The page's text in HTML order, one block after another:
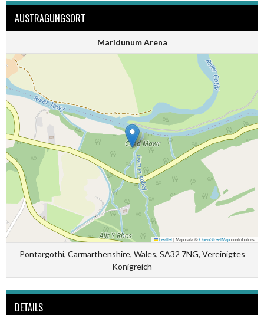
AUSTRAGUNGSORT
Maridunum Arena
Leaflet|Map data ©OpenStreetMapcontributors
Pontargothi, Carmarthenshire, Wales, SA32 7NG, Vereinigtes
Königreich
DETAILS